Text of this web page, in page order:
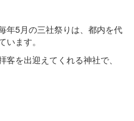
年5月の三社祭りは、都内を代
ます。
を出迎えてくれる神社で、